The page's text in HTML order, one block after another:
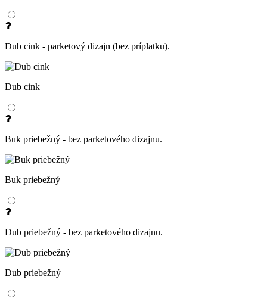
Dub cink - parketový dizajn (bez príplatku).
Dub cink
Buk priebežný - bez parketového dizajnu.
Buk priebežný
Dub priebežný - bez parketového dizajnu.
Dub priebežný